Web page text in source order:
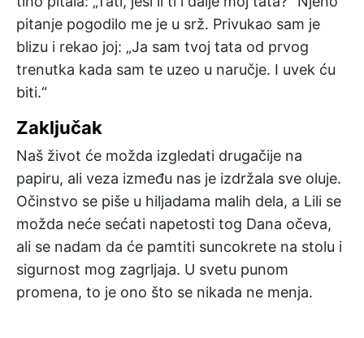
pitanje pogodilo me je u srž. Privukao sam je
blizu i rekao joj: „Ja sam tvoj tata od prvog
trenutka kada sam te uzeo u naručje. I uvek ću
biti.“
Zaključak
Naš život će možda izgledati drugačije na
papiru, ali veza između nas je izdržala sve oluje.
Očinstvo se piše u hiljadama malih dela, a Lili se
možda neće sećati napetosti tog Dana očeva,
ali se nadam da će pamtiti suncokrete na stolu i
sigurnost mog zagrljaja. U svetu punom
promena, to je ono što se nikada ne menja.